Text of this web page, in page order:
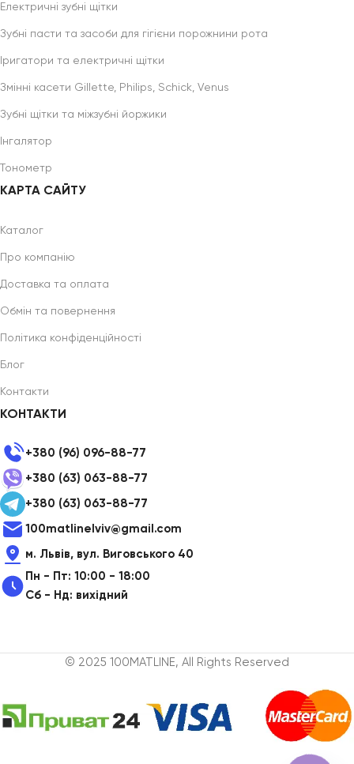
Електричні зубні щітки
Зубні пасти та засоби для гігієни порожнини рота
Іригатори та електричні щітки
Змінні касети Gillette, Philips, Schick, Venus
Зубні щітки та міжзубні йоржики
Інгалятор
Тонометр
КАРТА САЙТУ
Каталог
Про компанію
Доставка та оплата
Обмін та повернення
Політика конфіденційності
Блог
Контакти
КОНТАКТИ
+380 (96) 096-88-77
+380 (63) 063-88-77
+380 (63) 063-88-77
100matlinelviv@gmail.com
м. Львів, вул. Виговського 40
Пн - Пт: 10:00 - 18:00
Сб - Нд: вихідний
© 2025 100MATLINE, All Rights Reserved